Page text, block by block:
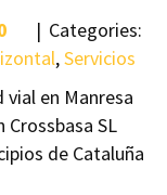
Categories:
,Servicios
vial en Manresa
Crossbasa SL
de Cataluña